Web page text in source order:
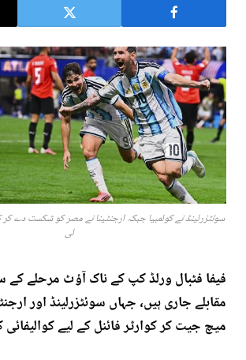
سوئٹزرلینڈ نے کولمبیا جبکہ ارجنٹینا نے مصر کو شکست دے کر
لی
فیفا فٹبال ورلڈ کپ کے ناک آؤٹ مرحلے
مقابلے جاری ہیں، جہاں سوئٹزرلینڈ اور
میچ جیت کر کوارٹر فائنل کے لیے کوالیفائی